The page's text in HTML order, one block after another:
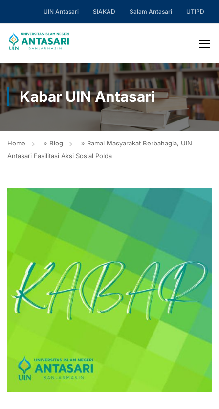
UIN Antasari SIAKAD Salam Antasari UTIPD
Kabar UIN Antasari
Home » Blog » Ramai Masyarakat Berbahagia, UIN
Antasari Fasilitasi Aksi Sosial Polda